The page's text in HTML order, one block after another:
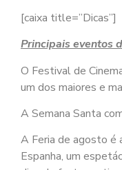
[caixa title=”Dicas”]
Principais eventos
O Festival de
um dos maiores e
A Semana Santa
A Feria de agosto é
Espanha, um